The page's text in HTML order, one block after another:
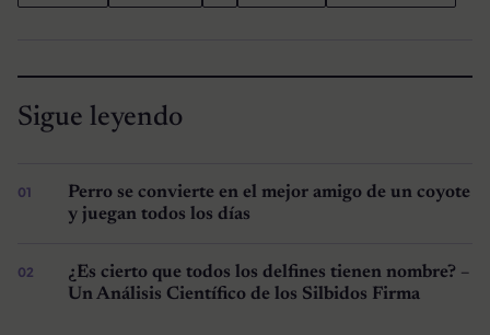
Sigue leyendo
Perro se convierte en el mejor amigo de un coyote
y juegan todos los días
¿Es cierto que todos los delfines tienen nombre? –
Un Análisis Científico de los Silbidos Firma